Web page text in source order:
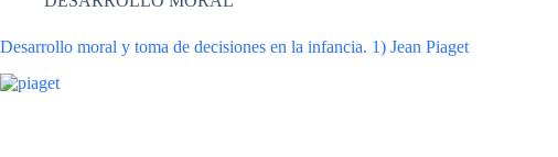
Desarrollo moral y toma de decisiones en la infancia. 1) Jean Piaget